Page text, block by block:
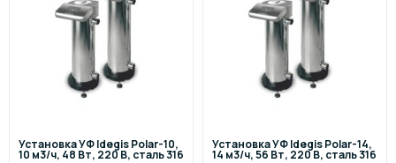
Установка УФ Idegis Polar-10,
10 м3/ч, 48 Вт, 220 В, сталь 316
Установка УФ Idegis Polar-14,
14 м3/ч, 56 Вт, 220 В, сталь 316